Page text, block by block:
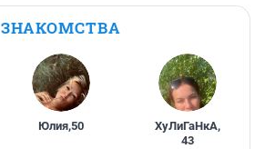
ЗНАКОМСТВА
Юлия,50 ХуЛиГаНкА,
43